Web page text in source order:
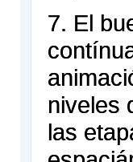
7. El
niveles
las